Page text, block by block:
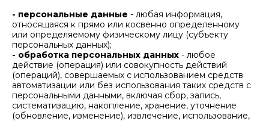
- персональные данные - любая информация,
относящаяся к прямо или косвенно определенному
или определяемому физическому лицу (субъекту
персональных данных);
- обработка персональных данных - любое
действие (операция) или совокупность действий
(операций), совершаемых с использованием средств
автоматизации или без использования таких средств с
персональными данными, включая сбор, запись,
систематизацию, накопление, хранение, уточнение
(обновление, изменение), извлечение, использование,